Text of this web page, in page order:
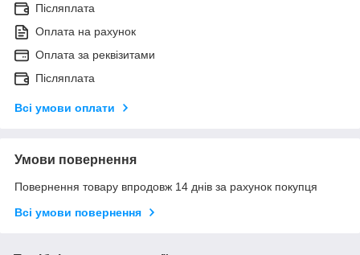
Післяплата
Оплата на рахунок
Оплата за реквізитами
Післяплата
Всі умови оплати
Умови повернення
Повернення товару впродовж 14 днів за рахунок покупця
Всі умови повернення